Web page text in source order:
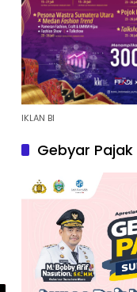
IKLAN BI
Gebyar Pajak